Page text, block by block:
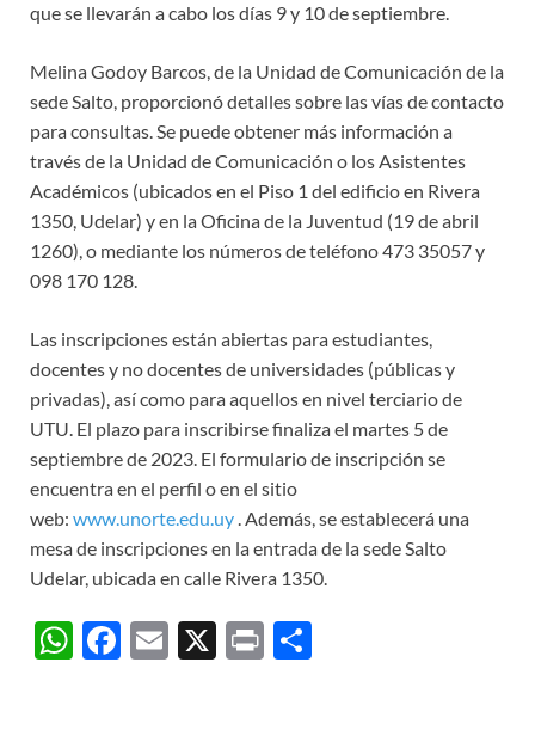
que se llevarán a cabo los días 9 y 10 de septiembre.
Melina Godoy Barcos, de la Unidad de Comunicación de la
sede Salto, proporcionó detalles sobre las vías de contacto
para consultas. Se puede obtener más información a
través de la Unidad de Comunicación o los Asistentes
Académicos (ubicados en el Piso 1 del edificio en Rivera
1350, Udelar) y en la Oficina de la Juventud (19 de abril
1260), o mediante los números de teléfono 473 35057 y
098 170 128.
Las inscripciones están abiertas para estudiantes,
docentes y no docentes de universidades (públicas y
privadas), así como para aquellos en nivel terciario de
UTU. El plazo para inscribirse finaliza el martes 5 de
septiembre de 2023. El formulario de inscripción se
encuentra en el perfil o en el sitio
web: www.unorte.edu.uy. Además, se establecerá una
mesa de inscripciones en la entrada de la sede Salto
Udelar, ubicada en calle Rivera 1350.
W F
E
X
P